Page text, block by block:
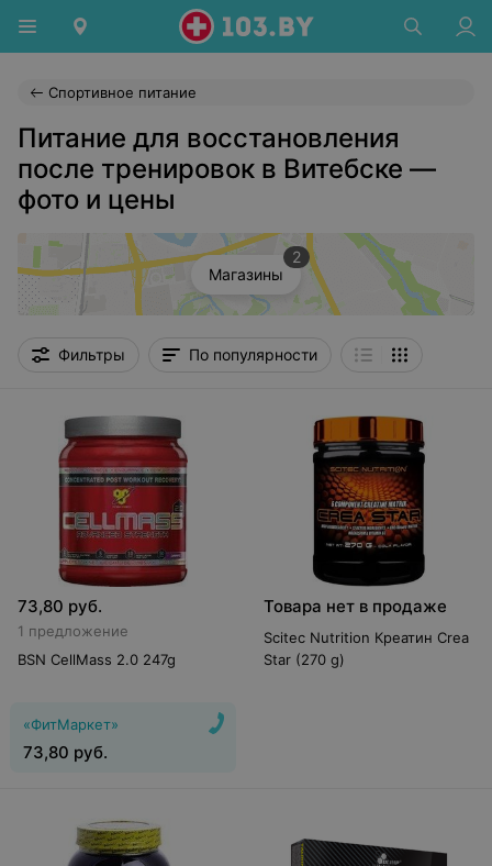
Спортивное питание
Питание для восстановления
после тренировок в Витебске —
фото и цены
Магазины
2
Фильтры По популярности
73,80 руб.
1 предложение
BSN CellMass 2.0 247g
«ФитМаркет»
73,80 руб.
Товара нет в продаже
Scitec Nutrition Креатин Crea
Star (270 g)